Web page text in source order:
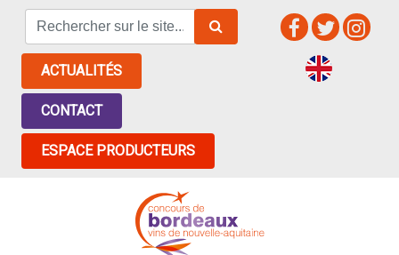
ACTUALITÉS
CONTACT
ESPACE PRODUCTEURS